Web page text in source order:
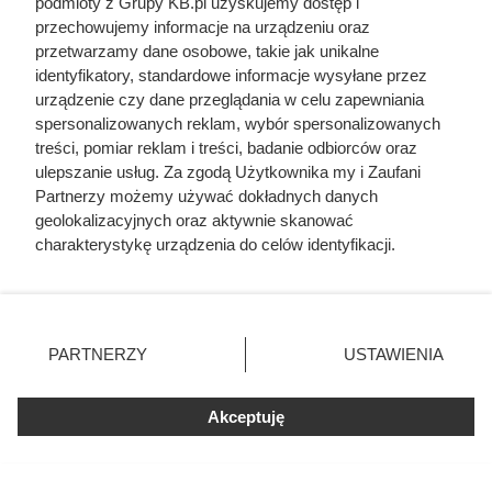
Sprawdź ten mały element przy rozdzielaczu
przechowujemy informacje na urządzeniu oraz
przetwarzamy dane osobowe, takie jak unikalne
identyfikatory, standardowe informacje wysyłane przez
urządzenie czy dane przeglądania w celu zapewniania
spersonalizowanych reklam, wybór spersonalizowanych
treści, pomiar reklam i treści, badanie odbiorców oraz
ulepszanie usług. Za zgodą Użytkownika my i Zaufani
Partnerzy możemy używać dokładnych danych
geolokalizacyjnych oraz aktywnie skanować
charakterystykę urządzenia do celów identyfikacji.
zmienić/wycofać klikając przycisk ustawień prywatności
znajdujący się w lewym dolnym rogu strony. Niektóre
użytkownika, ale masz prawo sprzeciwić się takiemu
przetwarzaniu. Preferencje będą miały zastosowania tylko
PARTNERZY USTAWIENIA
Akceptuję